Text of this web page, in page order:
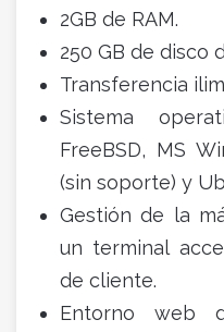
2GB de RAM.
250 GB de disco
Transferencia
Sistema
FreeBSD, MS
(sin soporte) y
Gestión de la
un terminal
de cliente.
Entorno web